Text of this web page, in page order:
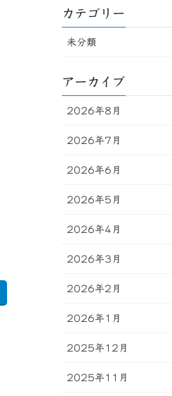
カテゴリー
未分類
アーカイブ
2026年8月
2026年7月
2026年6月
2026年5月
2026年4月
2026年3月
2026年2月
2026年1月
2025年12月
2025年11月